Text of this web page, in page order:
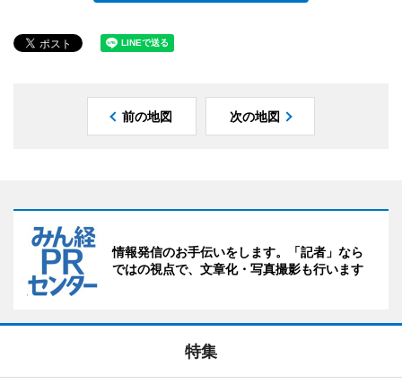
前の地図 次の地図
情報発信のお手伝いをします。「記者」なら
ではの視点で、文章化・写真撮影も行います
特集